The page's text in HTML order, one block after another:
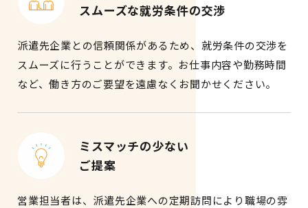
スムーズな就労条件の交渉
派遣先企業との信頼関係があるため、就労条件の交渉を
スムーズに行うことができます。お仕事内容や勤務時間
など、働き方のご要望を遠慮なくお聞かせください。
ミスマッチの少ない
ご提案
営業担当者は、派遣先企業への定期訪問により職場の雰